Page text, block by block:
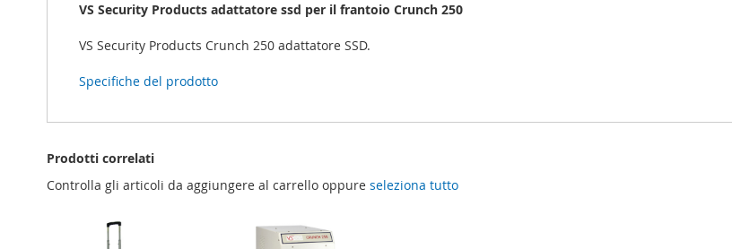
VS Security Products adattatore ssd per il frantoio Crunch 250
VS Security Products Crunch 250 adattatore SSD.
Specifiche del prodotto
Prodotti correlati
Controlla gli articoli da aggiungere al carrello oppure seleziona tutto